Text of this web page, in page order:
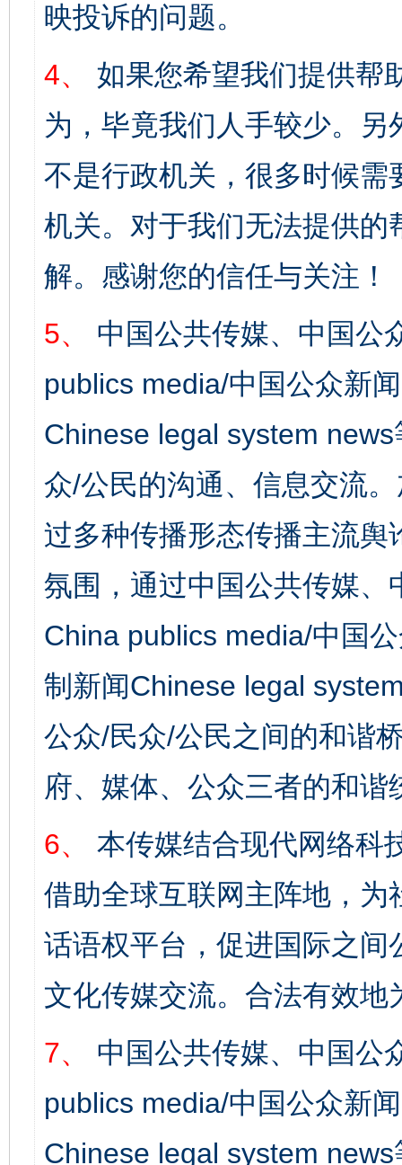
映投诉的问题。
4、
如果您希望我们提供帮
为，毕竟我们人手较少。
不是行政机关，很多时候
机关。对于我们无法提供
解。感谢您的信任与关注！
5、
中国公共传媒、中国公
publics media/中国公众新
Chinese legal system
众/公民的沟通、信息交流
过多种传播形态传播主流
氛围，通过中国公共传媒
China publics media/中国
制新闻Chinese legal
公众/民众/公民之间的和谐
府、媒体、公众三者的和谐
6、
本传媒结合现代网络科
借助全球互联网主阵地，
话语权平台，促进国际之
文化传媒交流。合法有效地
7、
中国公共传媒、中国公
publics media/中国公众新
Chinese legal system